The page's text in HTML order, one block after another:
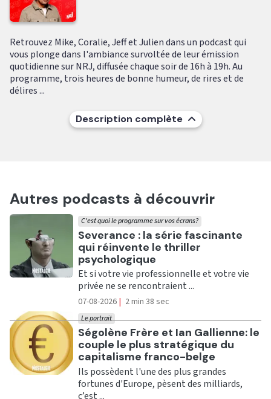
Retrouvez Mike, Coralie, Jeff et Julien dans un podcast qui
vous plonge dans l'ambiance survoltée de leur émission
quotidienne sur NRJ, diffusée chaque soir de 16h à 19h. Au
programme, trois heures de bonne humeur, de rires et de
délires ...
Description complète
Autres podcasts à découvrir
Ecouter
Severance : la série fascinante
qui réinvente le thriller
psychologique
C'est quoi le programme sur vos écrans?
Et si votre vie professionnelle et votre vie
privée ne se rencontraient ...
07-08-2026 | 2 min 38 sec
Ecouter
Ségolène Frère et Ian Gallienne: le
couple le plus stratégique du
capitalisme franco-belge
Le portrait
Ils possèdent l'une des plus grandes
fortunes d'Europe, pèsent des milliards,
c’est ...